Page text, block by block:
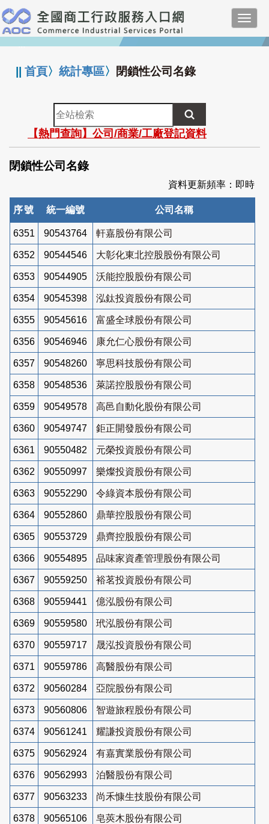
跳
到
主
要
:::
||首頁〉統計專區〉 閉鎖性公司名錄
全
站
檢
索
【熱門查詢】公司/商業/工廠登記資料
閉鎖性公司名錄
資料更新頻率：即時
序號 統一編號 公司名稱
6351 90543764 軒嘉股份有限公司
6352 90544546 大彰化東北控股股份有限公司
6353 90544905 沃能控股股份有限公司
6354 90545398 泓鈦投資股份有限公司
6355 90545616 富盛全球股份有限公司
6356 90546946 康允仁心股份有限公司
6357 90548260 寧思科技股份有限公司
6358 90548536 萊諾控股股份有限公司
6359 90549578 高邑自動化股份有限公司
6360 90549747 鉅正開發股份有限公司
6361 90550482 元榮投資股份有限公司
6362 90550997 樂燦投資股份有限公司
6363 90552290 令綠資本股份有限公司
6364 90552860 鼎華控股股份有限公司
6365 90553729 鼎齊控股股份有限公司
6366 90554895 品味家資產管理股份有限公司
6367 90559250 裕茗投資股份有限公司
6368 90559441 億泓股份有限公司
6369 90559580 玳泓股份有限公司
6370 90559717 晟泓投資股份有限公司
6371 90559786 高醫股份有限公司
6372 90560284 亞院股份有限公司
6373 90560806 智遊旅程股份有限公司
6374 90561241 耀謙投資股份有限公司
6375 90562924 有嘉實業股份有限公司
6376 90562993 泊醫股份有限公司
6377 90563233 尚禾慷生技股份有限公司
6378 90565106 皂莢木股份有限公司